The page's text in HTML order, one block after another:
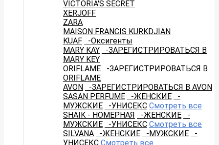
VICTORIA'S SECRET
XERJOFF
ZARA
MAISON FRANCIS KURKDJIAN
KUAF
-Оксигенты
MARY KAY
-ЗАРЕГИСТРИРОВАТЬСЯ В
MARY KEY
ORIFLAME
-ЗАРЕГИСТРИРОВАТЬСЯ В
ORIFLAME
AVON
-ЗАРЕГИСТРИРОВАТЬСЯ В AVON
SASAN PERFUME
-ЖЕНСКИЕ
-
МУЖСКИЕ
-УНИСЕКС Смотреть все
SHAIK - НОМЕРНАЯ
-ЖЕНСКИЕ
-
МУЖСКИЕ
-УНИСЕКС Смотреть все
SILVANA
-ЖЕНСКИЕ -МУЖСКИЕ
-
УНИСЕКС Смотреть все